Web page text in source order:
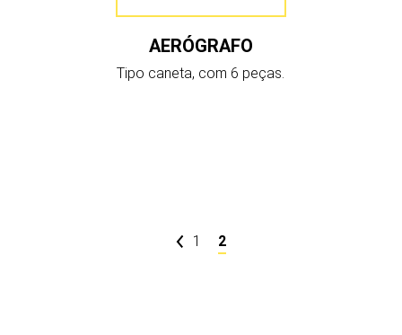
AERÓGRAFO
Tipo caneta, com 6 peças.
1 2